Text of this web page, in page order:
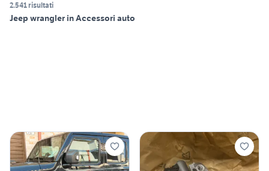
2.541 risultati
Jeep wrangler in Accessori auto